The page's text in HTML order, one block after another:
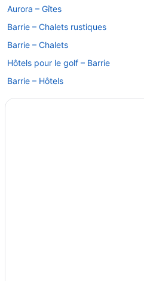
Aurora – Gîtes
Barrie – Chalets rustiques
Barrie – Chalets
Hôtels pour le golf – Barrie
Barrie – Hôtels
Barrie – Établissements à pavillons